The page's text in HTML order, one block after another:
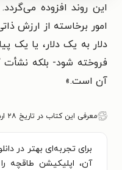
این روند افزوده
امور برخاسته از ارزش
دلار به یک دلار، یا یک
فروخته شود- بلکه نشأت
آن است.»
معرفی این کتاب در تاریخ ۲۸ اردیبهشت ۱۴۰۵ به‌روزرسانی شده است.
برای تجربه‌ای بهتر در
آن، اپلیکیشن طاقچه